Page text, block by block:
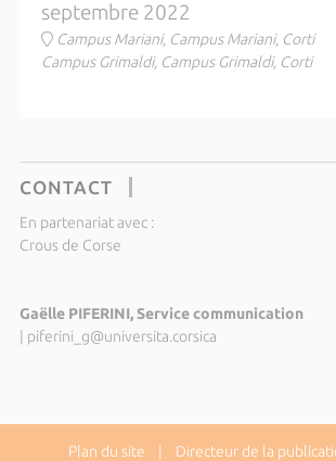
septembre 2022
Campus Mariani, Campus Mariani, Corti
Campus Grimaldi, Campus Grimaldi, Corti
CONTACT
En partenariat avec :
Crous de Corse
Gaëlle PIFERINI, Service communication
piferini_g@universita.corsica
Plan du site | Directeur de la